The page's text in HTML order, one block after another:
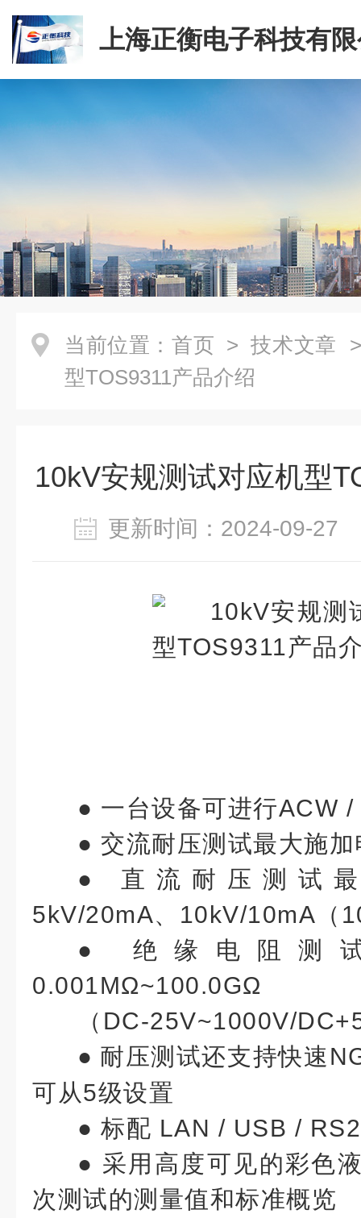
上海正衡电子科技有
当前位置： 首页 > 技术文章
型TOS9311产品介绍
10kV安规测试对应机型
更新时间：2024-09-
● 一台设备可进行ACW
● 交流耐压测试最大施
●
直流耐压测试
5kV/20mA、10kV/10mA（
●
绝缘电阻测
0.001MΩ~100.0GΩ
（DC-25V~1000V/
● 耐压测试还支持快速
可从5级设置
● 标配 LAN / USB /
● 采用高度可见的彩色
次测试的测量值和标准概览